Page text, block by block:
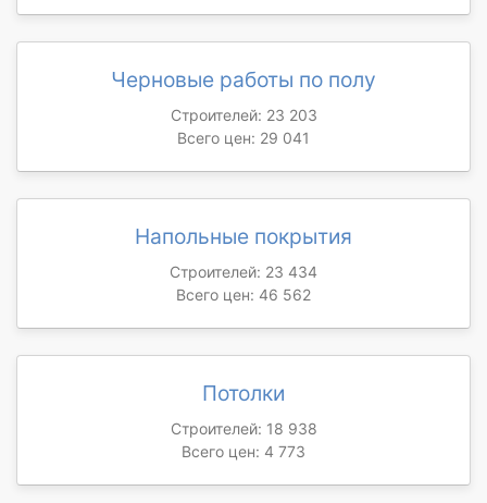
Черновые работы по полу
Строителей: 23 203
Всего цен: 29 041
Напольные покрытия
Строителей: 23 434
Всего цен: 46 562
Потолки
Строителей: 18 938
Всего цен: 4 773